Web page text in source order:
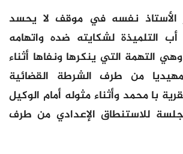
الأستاذ نفسه في موقف لا يحسد
التلميذة لشكايته ضده واتهامه
التهمة التي ينكرها ونفاها أثناء
من طرف الشرطة القضائية
با محمد وأثناء مثوله أمام الوكيل
للاستنطاق الإعدادي من طرف